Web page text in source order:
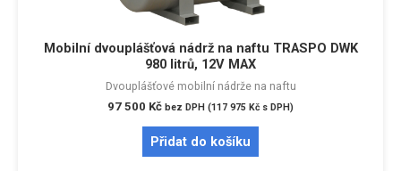
Mobilní dvouplášťová nádrž na naftu TRASPO DWK
980 litrů, 12V MAX
Dvouplášťové mobilní nádrže na naftu
97 500 Kč bez DPH (117 975 Kč s DPH)
Přidat do košíku